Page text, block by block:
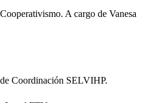
A cargo de Vanesa
Coordinación SELVIHP.